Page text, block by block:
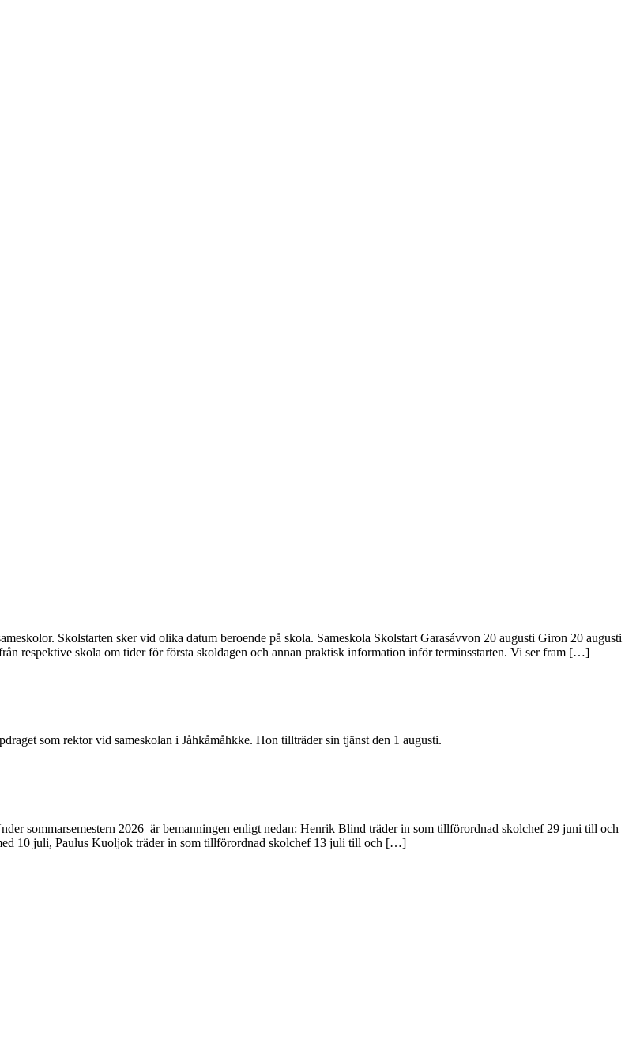
Skolstarten sker vid olika datum beroende på skola. Sameskola Skolstart Garasávvon 20 augusti Giron 20 augusti
respektive skola om tider för första skoldagen och annan praktisk information inför terminsstarten. Vi ser fram […]
som rektor vid sameskolan i Jåhkåmåhkke. Hon tillträder sin tjänst den 1 augusti.
sommarsemestern 2026 är bemanningen enligt nedan: Henrik Blind träder in som tillförordnad skolchef 29 juni till och
10 juli, Paulus Kuoljok träder in som tillförordnad skolchef 13 juli till och […]